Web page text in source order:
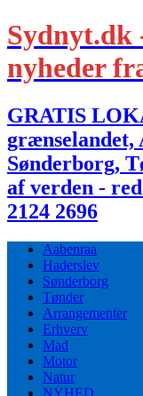
Sydnyt.dk
nyheder
GRATIS
grænselandet,
Sønderborg,
af verden -
2124 2696
Aabenraa
Haderslev
Sønderborg
Tønder
Arrangementer
Erhverv
Mad
Motor
Natur
NYHED